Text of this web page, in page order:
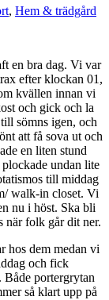
, Hem & trädgård
en bra dag. Vi var
efter klockan 01,
kvällen innan vi
och gick och la
sömns igen, och
att få sova ut och
en liten stund
undan lite
till middag
walk-in closet. Vi
nu i höst. Ska bli
när folk går dit ner.
hos dem medan vi
och fick
Både portergrytan
så klart upp på